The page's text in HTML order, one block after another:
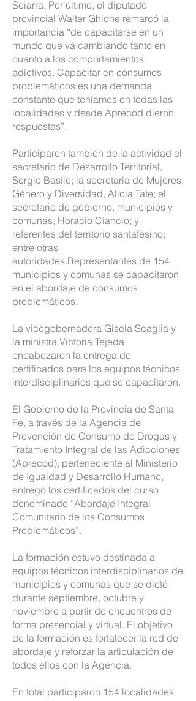
Sciarra. Por último, el diputado
provincial Walter Ghione remarcó la
importancia “de capacitarse en un
mundo que va cambiando tanto en
cuanto a los comportamientos
adictivos. Capacitar en consumos
problemáticos es una demanda
constante que teníamos en todas las
localidades y desde Aprecod dieron
respuestas”.
Participaron también de la actividad el
secretario de Desarrollo Territorial,
Sergio Basile; la secretaria de Mujeres,
Género y Diversidad, Alicia Tate; el
secretario de gobierno, municipios y
comunas, Horacio Ciancio; y
referentes del territorio santafesino;
entre otras
autoridades.Representantes de 154
municipios y comunas se capacitaron
en el abordaje de consumos
problemáticos.
La vicegobernadora Gisela Scaglia y
la ministra Victoria Tejeda
encabezaron la entrega de
certificados para los equipos técnicos
interdisciplinarios que se capacitaron.
El Gobierno de la Provincia de Santa
Fe, a través de la Agencia de
Prevención de Consumo de Drogas y
Tratamiento Integral de las Adicciones
(Aprecod), perteneciente al Ministerio
de Igualdad y Desarrollo Humano,
entregó los certificados del curso
denominado “Abordaje Integral
Comunitario de los Consumos
Problemáticos”.
La formación estuvo destinada a
equipos técnicos interdisciplinarios de
municipios y comunas que se dictó
durante septiembre, octubre y
noviembre a partir de encuentros de
forma presencial y virtual. El objetivo
de la formación es fortalecer la red de
abordaje y reforzar la articulación de
todos ellos con la Agencia.
En total participaron 154 localidades